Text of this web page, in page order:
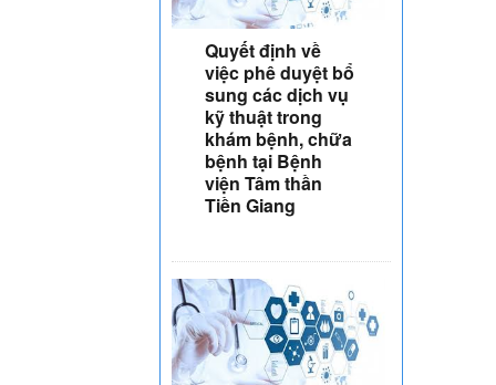
Quyết định về
việc phê duyệt bổ
sung các dịch vụ
kỹ thuật trong
khám bệnh, chữa
bệnh tại Bệnh
viện Tâm thần
Tiền Giang